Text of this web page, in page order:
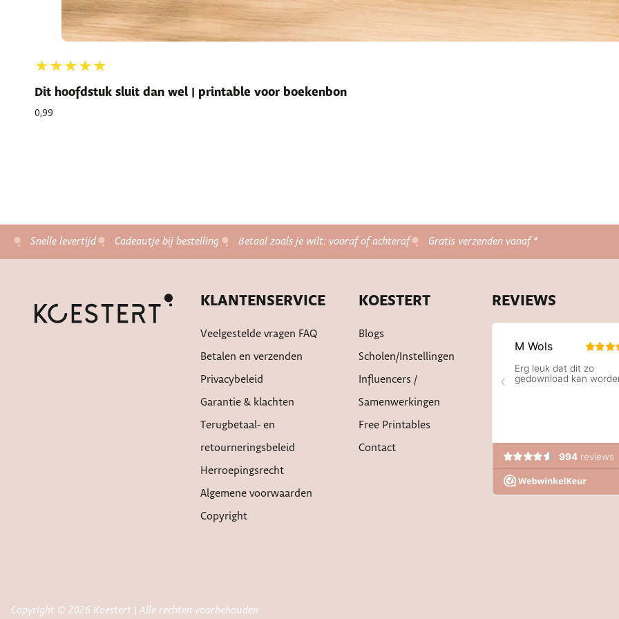
★★★★★
Dit hoofdstuk sluit dan wel | printable voor boekenbon
0,99
Snelle levertijd Cadeautje bij bestelling Betaal zoals je wilt: vooraf of achteraf Gratis verzenden vanaf *
KLANTENSERVICE
Veelgestelde vragen FAQ
Betalen en verzenden
Privacybeleid
Garantie & klachten
Terugbetaal- en
retourneringsbeleid
Herroepingsrecht
Algemene voorwaarden
Copyright
KOESTERT
Blogs
Scholen/instellingen
Influencers /
Samenwerkingen
Free Printables
Contact
REVIEWS
Copyright © 2026 Koestert | Alle rechten voorbehouden